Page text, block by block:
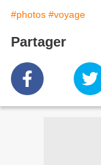
#photos #voyage
Partager